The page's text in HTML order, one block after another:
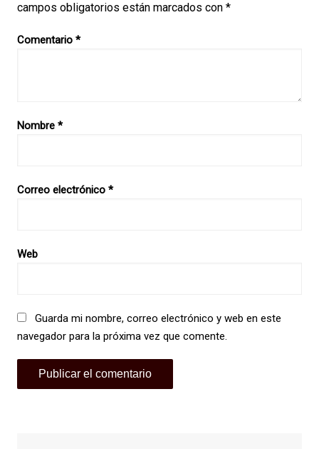
campos obligatorios están marcados con *
Comentario *
Nombre *
Correo electrónico *
Web
Guarda mi nombre, correo electrónico y web en este
navegador para la próxima vez que comente.